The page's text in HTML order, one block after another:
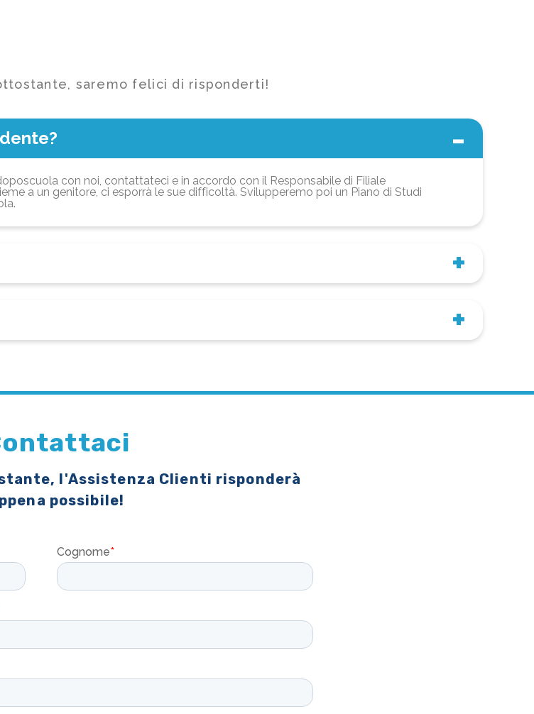
saremo felici di risponderti!
con noi, contattateci e in accordo con il Responsabile di Filiale
a un genitore, ci esporrà le sue difficoltà. Svilupperemo poi un Piano di Studi
l'Assistenza Clienti risponderà
possibile!